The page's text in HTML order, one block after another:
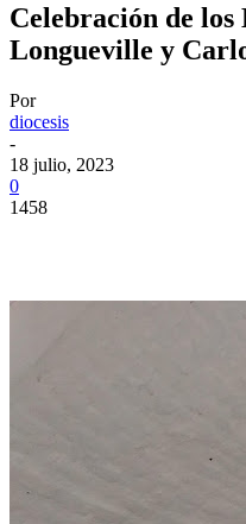
Celebración de los
Longueville y
Por
diocesis
-
18 julio, 2023
0
1458